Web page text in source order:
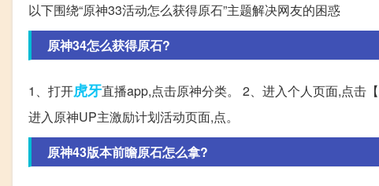
以下围绕“原神33活动怎么获得原石”主题解决网友的困惑
原神34怎么获得原石?
1、打开虎牙直播app,点击原神分类。 2、进入个人页面,点击
进入原神UP主激励计划活动页面,点。
原神43版本前瞻原石怎么拿?